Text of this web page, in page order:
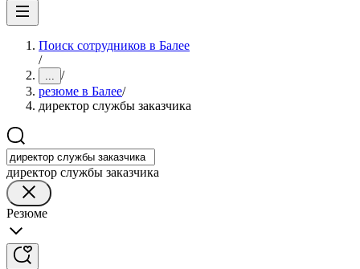
Поиск сотрудников в Балее
/
... /
резюме в Балее/
директор службы заказчика
директор службы заказчика
Резюме